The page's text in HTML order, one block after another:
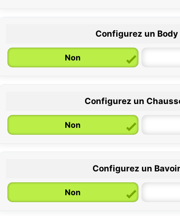
Configurez un Body
Non
6 / 12 mois
Configurez un
Non
Configurez un
Non